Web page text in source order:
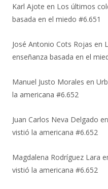
Karl Ajote en Los últimos
basada en el miedo #6.651
José Antonio Cots Rojas en
enseñanza basada en el
Manuel Justo Morales en
la americana #6.652
Juan Carlos Neva Delgado en
vistió la americana #6.652
Magdalena Rodríguez Lara
vistió la americana #6.652